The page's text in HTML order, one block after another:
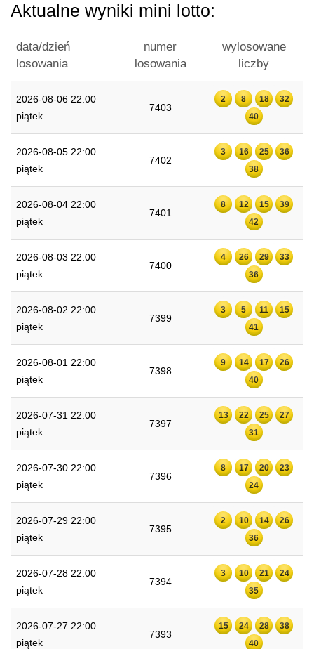
Aktualne wyniki mini lotto:
data/dzień
losowania
numer
losowania
wylosowane
liczby
2026-08-06 22:00
piątek
7403
2 8 18
32
40
2026-08-05 22:00
piątek
7402
3 16 25
36
38
2026-08-04 22:00
piątek
7401
8 12 15
39
42
2026-08-03 22:00
piątek
7400
4 26 29
33
36
2026-08-02 22:00
piątek
7399
3 5 11
15
41
2026-08-01 22:00
piątek
7398
9 14 17
26
40
2026-07-31 22:00
piątek
7397
13 22 25
27
31
2026-07-30 22:00
piątek
7396
8 17 20
23
24
2026-07-29 22:00
piątek
7395
2 10 14
26
36
2026-07-28 22:00
piątek
7394
3 10 21
24
35
2026-07-27 22:00
piątek
7393
15 24 28
38
40